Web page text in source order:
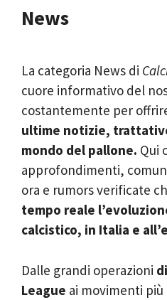
News
La categoria News di
cuore informativo del
costantemente per
ultime notizie,
mondo del pallone. Qui
approfondimenti,
ora e rumors verificate
tempo reale
calcistico, in Italia e
Dalle grandi operazioni
League ai movimenti